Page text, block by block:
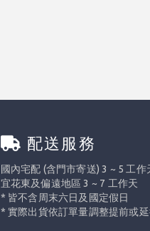
配送服務
國內宅配 (含門市寄送) 3 ~ 5 工作
宜花東及偏遠地區 3 ~ 7 工作天
* 皆不含周末六日及國定假日
* 實際出貨依訂單量調整提前或